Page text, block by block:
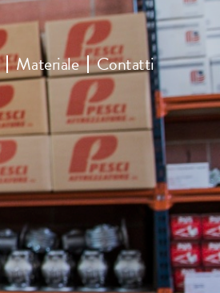
Materiale Contatti